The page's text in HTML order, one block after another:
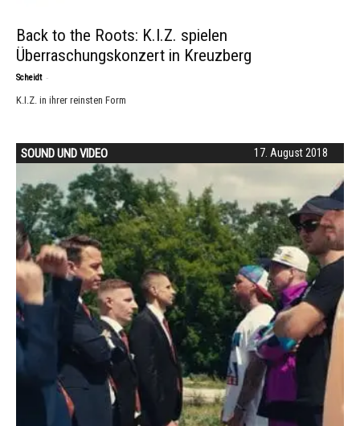
Back to the Roots: K.I.Z. spielen
Überraschungskonzert in Kreuzberg
Scheidt -
K.I.Z. in ihrer reinsten Form
17. August 2018
SOUND UND VIDEO